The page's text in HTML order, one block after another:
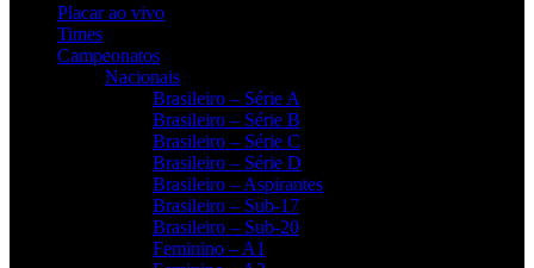
Placar ao vivo
Times
Campeonatos
Nacionais
Brasileiro – Série A
Brasileiro – Série B
Brasileiro – Série C
Brasileiro – Série D
Brasileiro – Aspirantes
Brasileiro – Sub-17
Brasileiro – Sub-20
Feminino – A1